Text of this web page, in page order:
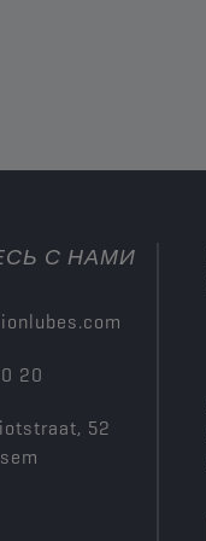
С НАМИ
20
52